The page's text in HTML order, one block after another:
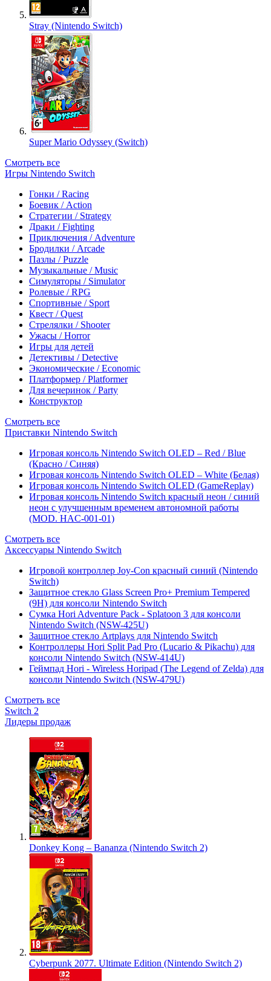
Stray (Nintendo Switch)
Super Mario Odyssey (Switch)
Смотреть все
Игры Nintendo Switch
Гонки / Racing
Боевик / Action
Стратегии / Strategy
Драки / Fighting
Приключения / Adventure
Бродилки / Arcade
Пазлы / Puzzle
Музыкальные / Music
Симуляторы / Simulator
Ролевые / RPG
Спортивные / Sport
Квест / Quest
Стрелялки / Shooter
Ужасы / Horror
Игры для детей
Детективы / Detective
Экономические / Economic
Платформер / Platformer
Для вечеринок / Party
Конструктор
Смотреть все
Приставки Nintendo Switch
Игровая консоль Nintendo Switch OLED – Red / Blue
(Красно / Синяя)
Игровая консоль Nintendo Switch OLED – White (Белая)
Игровая консоль Nintendo Switch OLED (GameReplay)
Игровая консоль Nintendo Switch красный неон / синий
неон с улучшенным временем автономной работы
(MOD. HAC-001-01)
Смотреть все
Аксессуары Nintendo Switch
Игровой контроллер Joy-Con красный синий (Nintendo
Switch)
Защитное стекло Glass Screen Pro+ Premium Tempered
(9H) для консоли Nintendo Switch
Сумка Hori Adventure Pack - Splatoon 3 для консоли
Nintendo Switch (NSW-425U)
Защитное стекло Artplays для Nintendo Switch
Контроллеры Hori Split Pad Pro (Lucario & Pikachu) для
консоли Nintendo Switch (NSW-414U)
Геймпад Hori - Wireless Horipad (The Legend of Zelda) для
консоли Nintendo Switch (NSW-479U)
Смотреть все
Switch 2
Лидеры продаж
Donkey Kong – Bananza (Nintendo Switch 2)
Cyberpunk 2077. Ultimate Edition (Nintendo Switch 2)